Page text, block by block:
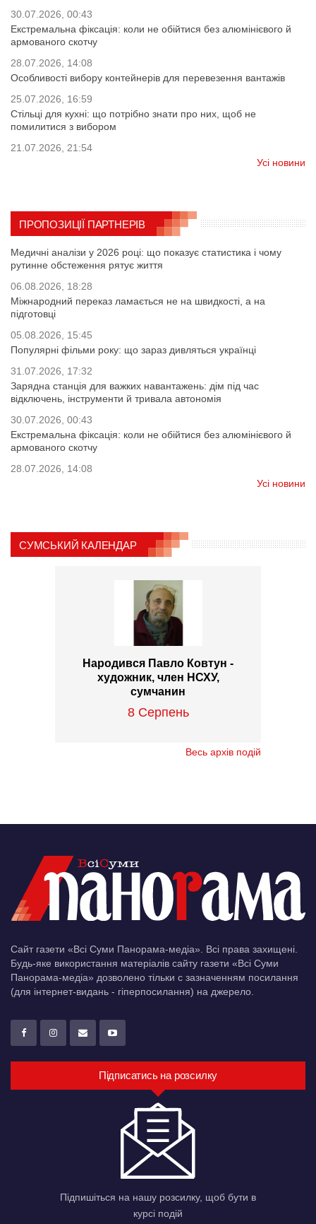
30.07.2026, 00:43
Екстремальна фіксація: коли не обійтися без алюмінієвого й
армованого скотчу
28.07.2026, 14:08
Особливості вибору контейнерів для перевезення вантажів
25.07.2026, 16:59
Стільці для кухні: що потрібно знати про них, щоб не
помилитися з вибором
21.07.2026, 21:54
Усі новини
ПРОПОЗИЦІЇ ПАРТНЕРІВ
Медичні аналізи у 2026 році: що показує статистика і чому
рутинне обстеження рятує життя
06.08.2026, 18:28
Міжнародний переказ ламається не на швидкості, а на
підготовці
05.08.2026, 15:45
Популярні фільми року: що зараз дивляться українці
31.07.2026, 17:32
Зарядна станція для важких навантажень: дім під час
відключень, інструменти й тривала автономія
30.07.2026, 00:43
Екстремальна фіксація: коли не обійтися без алюмінієвого й
армованого скотчу
28.07.2026, 14:08
Усі новини
СУМСЬКИЙ КАЛЕНДАР
Народився Павло Ковтун -
художник, член НСХУ,
сумчанин
8 Серпень
Весь архів подій
Сайт газети «Всі Суми Панорама-медіа». Всі права захищені.
Будь-яке використання матеріалів сайту газети «Всі Суми
Панорама-медіа» дозволено тільки c зазначенням посилання
(для інтернет-видань - гіперпосилання) на джерело.
Підписатись на розсилку
Підпишіться на нашу розсилку, щоб бути в
курсі подій